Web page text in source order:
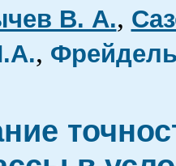
В. А.,
,